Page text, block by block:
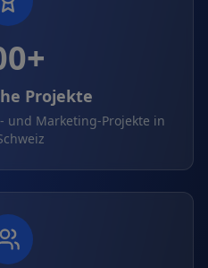
Projekte
und Marketing-Projekte in